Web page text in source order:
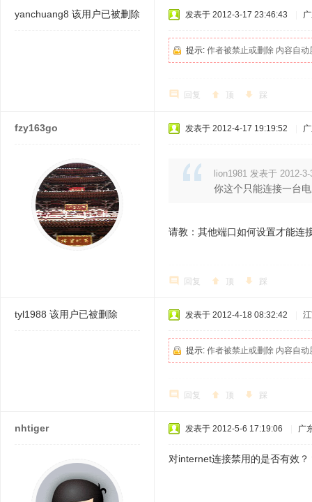
yanchuang8 该用户已被删除 发表于 2012-3-17 23:46:43
提示: 作者被禁止或删除 内容自动
回复 顶 踩
fzy163go 发表于 2012-4-17 19:19:52
lion1981 发表于 2012-
你这个只能连接一台
请教：其他端口如何设置才能连
回复 顶 踩
tyl1988 该用户已被删除 发表于 2012-4-18 08:32:42
提示: 作者被禁止或删除 内容自动
回复 顶 踩
nhtiger 发表于 2012-5-6 17:19:06 广
对internet连接禁用的是否有效？